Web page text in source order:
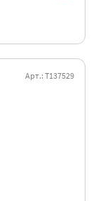
Арт.: Т137529